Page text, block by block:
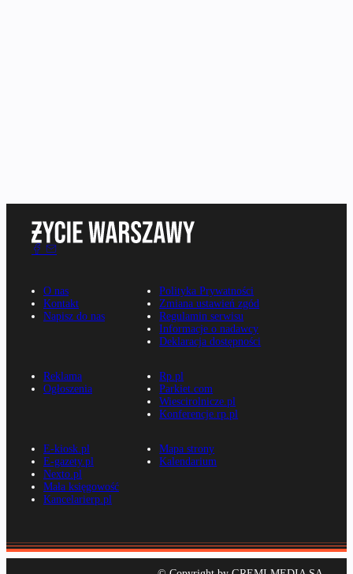
O nas
Kontakt
Napisz do nas
Polityka Prywatności
Zmiana ustawień zgód
Regulamin serwisu
Informacje o nadawcy
Deklaracja dostępności
Reklama
Ogłoszenia
Rp.pl
Parkiet.com
Wiescirolnicze.pl
Konferencje.rp.pl
E-kiosk.pl
E-gazety.pl
Nexto.pl
Mała księgowość
Kancelarierp.pl
Mapa strony
Kalendarium